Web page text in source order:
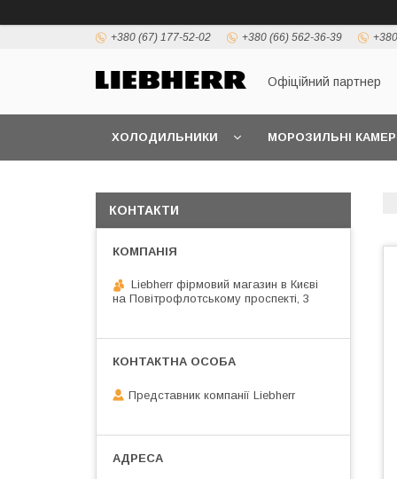
+380 (67) 177-52-02 +380 (66) 562-36-39
Офіційний партнер
ХОЛОДИЛЬНИКИ МОРОЗИЛЬНІ
КОНТАКТИ
Liebherr фірмовий магазин в Києві
на Повітрофлотському проспекті, 3
Представник компанії Liebherr